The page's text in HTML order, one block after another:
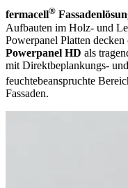
fermacell®
Aufbauten im Holz- und
Powerpanel Platten
Powerpanel HD als
mit Direktbeplankungs-
feuchtebeanspruchte
Fassaden.